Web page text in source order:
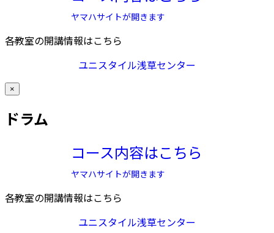
ヤマハサイトが開きます
各教室の開講情報はこちら
ユニスタイル浅草センター
×
ドラム
コース内容はこちら
ヤマハサイトが開きます
各教室の開講情報はこちら
ユニスタイル浅草センター